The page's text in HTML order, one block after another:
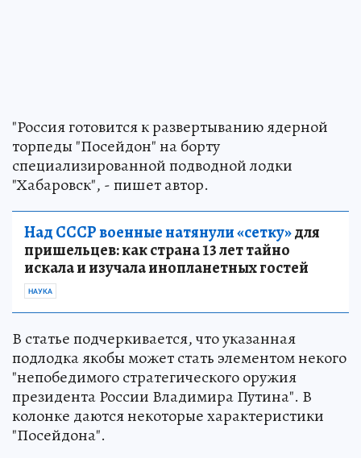
"Россия готовится к развертыванию ядерной
торпеды "Посейдон" на борту
специализированной подводной лодки
"Хабаровск", - пишет автор.
Над СССР военные натянули «сетку»для
пришельцев: как страна 13 лет тайно
искала и изучала инопланетных гостей
НАУКА
В статье подчеркивается, что указанная
подлодка якобы может стать элементом некого
"непобедимого стратегического оружия
президента России Владимира Путина". В
колонке даются некоторые характеристики
"Посейдона".